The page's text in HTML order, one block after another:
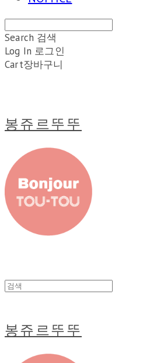
Search 검색
Log In 로그인
Cart장바구니
봉쥬르뚜뚜
봉쥬르뚜뚜